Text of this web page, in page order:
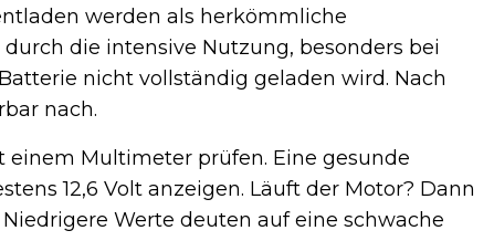
werden als herkömmliche
die intensive Nutzung, besonders bei
nicht vollständig geladen wird. Nach
nach.
Multimeter prüfen. Eine gesunde
12,6 Volt anzeigen. Läuft der Motor? Dann
Werte deuten auf eine schwache